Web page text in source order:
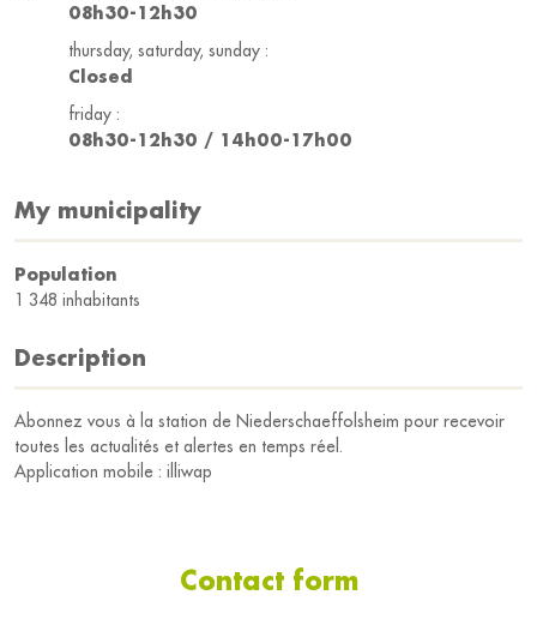
08h30-12h30
thursday, saturday, sunday :
Closed
friday :
08h30-12h30 / 14h00-17h00
My municipality
Population
1 348 inhabitants
Description
Abonnez vous à la station de Niederschaeffolsheim pour recevoir
toutes les actualités et alertes en temps réel.
Application mobile : illiwap
Contact form